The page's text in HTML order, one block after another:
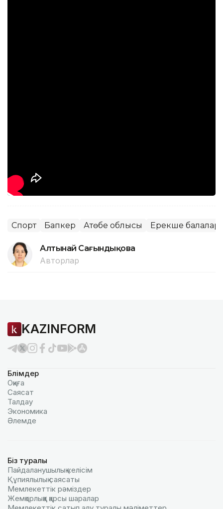
Спорт Бапкер Ақтөбе облысы Ерекше балалар
Алтынай Сағындықова
Авторлар
KAZINFORM
Бөлімдер
Оқиға
Саясат
Талдау
Экономика
Әлемде
Біз туралы
Пайдаланушылық келiciм
Құпиялылық саясаты
Мемлекеттік рәміздер
Жемқорлыққа қарсы шаралар